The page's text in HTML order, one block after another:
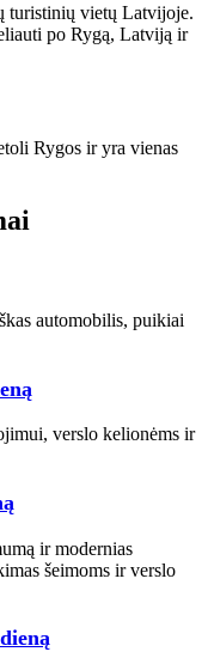
turistinių vietų Latvijoje.
po Rygą, Latviją ir
Rygos ir yra vienas
automobilis, puikiai
verslo kelionėms ir
ir modernias
šeimoms ir verslo